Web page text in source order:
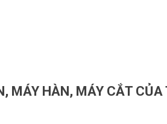
MÁY HÀN, MÁY CẮT CỦA